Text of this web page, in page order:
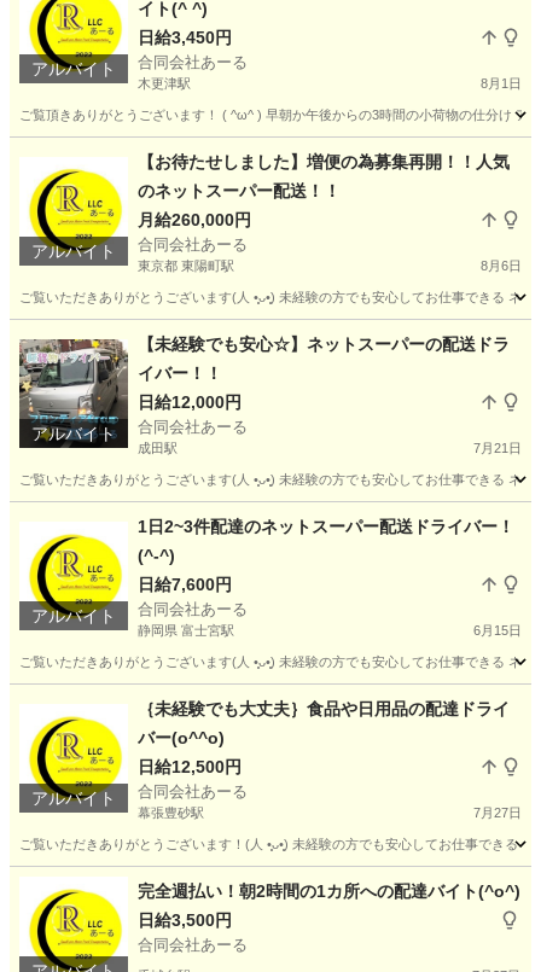
アルバイト
イト(^ ^)
日給3,450円
合同会社あーる
木更津駅 8月1日
ご覧頂きありがとうございます！ ( ^ω^ ) 早朝か午後からの3時間の小荷物の仕分け
木更津駅 仕分け 通販サイト
アルバイト
【お待たせしました】増便の為募集再開！！人気
のネットスーパー配送！！
月給260,000円
合同会社あーる
東京都 東陽町駅 8月6日
ご覧いただきありがとうございます(⁠人⁠ ⁠•͈⁠ᴗ⁠•͈⁠) 未経験の方でも安心してお仕事できる
東陽町駅 配送 ネットスーパー
アルバイト
【未経験でも安心☆】ネットスーパーの配送ドラ
イバー！！
日給12,000円
合同会社あーる
成田駅 7月21日
ご覧いただきありがとうございます(⁠人⁠ ⁠•͈⁠ᴗ⁠•͈⁠) 未経験の方でも安心してお仕事できる
成田駅 ドライバー 成田市 成田駅
ドライバー ネットスーパー
アルバイト
1日2~3件配達のネットスーパー配送ドライバー！
(^-^)
日給7,600円
合同会社あーる
静岡県 富士宮駅 6月15日
ご覧いただきありがとうございます(⁠人⁠ ⁠•͈⁠ᴗ⁠•͈⁠) 未経験の方でも安心してお仕事できる
富士宮駅 ドライバー ネットスーパー
アルバイト
｛未経験でも大丈夫｝食品や日用品の配達ドライ
バー(o^^o)
日給12,500円
合同会社あーる
幕張豊砂駅 7月27日
ご覧いただきありがとうございます！(⁠人⁠ ⁠•͈⁠ᴗ⁠•͈⁠) 未経験の方でも安心してお仕事できる
千葉 千葉市 幕張豊砂駅 配送 千葉市
幕張本郷駅 配送 ネットスーパー
完全週払い！朝2時間の1カ所への配達バイト(^o^)
日給3,500円
合同会社あーる